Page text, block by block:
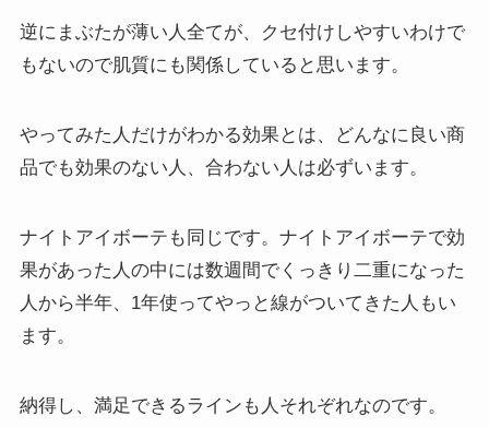
逆にまぶたが薄い人全てが、クセ付けしやすいわけで
もないので肌質にも関係していると思います。
やってみた人だけがわかる効果とは、どんなに良い商
品でも効果のない人、合わない人は必ずいます。
ナイトアイボーテも同じです。ナイトアイボーテで効
果があった人の中には数週間でくっきり二重になった
人から半年、1年使ってやっと線がついてきた人もい
ます。
納得し、満足できるラインも人それぞれなのです。